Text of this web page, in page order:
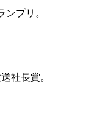
プリ。
社長賞。